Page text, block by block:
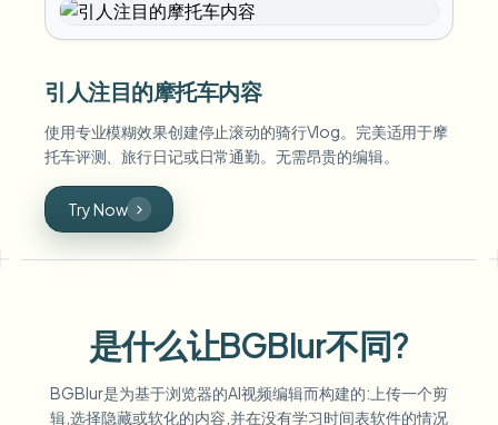
引人注目的摩托车内容
使用专业模糊效果创建停止滚动的骑行Vlog。完美适用于摩
托车评测、旅行日记或日常通勤。无需昂贵的编辑。
Try Now
是什么让BGBlur不同?
BGBlur是为基于浏览器的AI视频编辑而构建的:上传一个剪
辑,选择隐藏或软化的内容,并在没有学习时间表软件的情况